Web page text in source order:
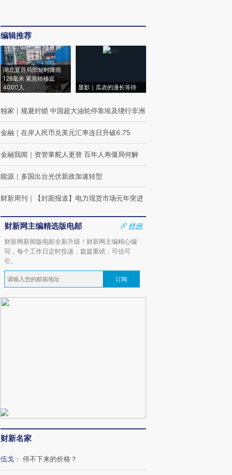
编辑推荐
湖北宜昌局部短时降雨
128毫米 紧急转移近
4000人
显影｜瓜农的漫长等待
独家 ｜ 规避封锁 中国超大油轮停靠埃及绕行非洲
金融 ｜ 在岸人民币兑美元汇率连日升破6.75
金融我闻 ｜ 资管掌舵人更替 百年人寿僵局何解
能源 ｜ 多国出台光伏新政加速转型
财新周刊 ｜ 【封面报道】电力现货市场元年突进
财新网主编精选版电邮
样例
财新网新闻版电邮全新升级！财新网主编精心编
写，每个工作日定时投递，篇篇重磅，可信可
引。
订阅
财新名家
伍戈 ： 停不下来的价格？